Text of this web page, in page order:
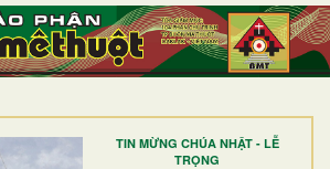
TIN MỪNG CHÚA NHẬT - LỄ
TRỌNG